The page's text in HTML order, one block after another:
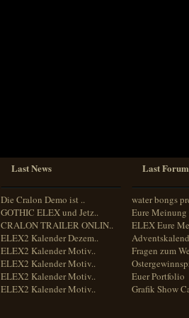
Last News
Die Cralon Demo ist ..
GOTHIC ELEX und Jetz..
CRALON TRAILER ONLIN..
ELEX2 Kalender Dezem..
ELEX2 Kalender Motiv..
ELEX2 Kalender Motiv..
ELEX2 Kalender Motiv..
ELEX2 Kalender Motiv..
Last Forum
water bongs
Eure Meinung
ELEX Eure
Fragen zum
Euer Portfolio
Grafik Show